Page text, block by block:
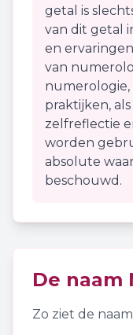
getal is
van dit getal
en
van
numerologie,
praktijken,
zelfreflectie
worden
absolute
beschouwd.
De naam
Zo ziet de